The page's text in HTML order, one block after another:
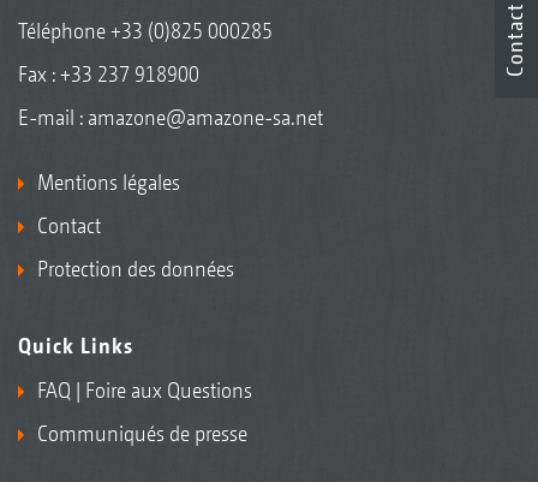
Téléphone+33 (0)825 000285
Fax : +33 237 918900
E-mail : amazone@amazone-sa.net
Mentions légales
Contact
Protection des données
Quick Links
FAQ | Foire aux Questions
Communiqués de presse
Contact